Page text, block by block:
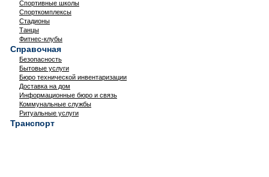
Спортивные школы
Спорткомплексы
Стадионы
Танцы
Фитнес-клубы
Справочная
Безопасность
Бытовые услуги
Бюро технической инвентаризации
Доставка на дом
Информационные бюро и связь
Коммунальные службы
Ритуальные услуги
Транспорт